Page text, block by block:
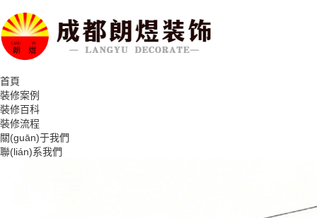
首頁
裝修案例
裝修百科
裝修流程
關(guān)于我們
聯(lián)系我們